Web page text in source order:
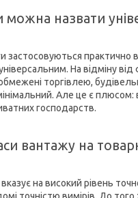
можна назвати
практично
На відміну
торгівлею,
Але це є плюсом:
господарств.
вантажу на
на високий рівень